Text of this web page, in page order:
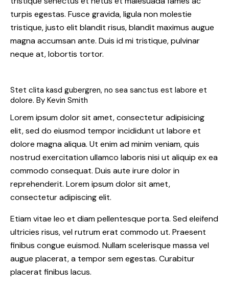
turpis egestas. Fusce gravida, ligula non molestie
tristique, justo elit blandit risus, blandit maximus augue
magna accumsan ante. Duis id mi tristique, pulvinar
neque at, lobortis tortor.
Stet clita kasd gubergren, no sea sanctus est labore et
dolore. By Kevin Smith
Lorem ipsum dolor sit amet, consectetur adipisicing
elit, sed do eiusmod tempor incididunt ut labore et
dolore magna aliqua. Ut enim ad minim veniam, quis
nostrud exercitation ullamco laboris nisi ut aliquip ex ea
commodo consequat. Duis aute irure dolor in
reprehenderit. Lorem ipsum dolor sit amet,
consectetur adipiscing elit.
Etiam vitae leo et diam pellentesque porta. Sed eleifend
ultricies risus, vel rutrum erat commodo ut. Praesent
finibus congue euismod. Nullam scelerisque massa vel
augue placerat, a tempor sem egestas. Curabitur
placerat finibus lacus.